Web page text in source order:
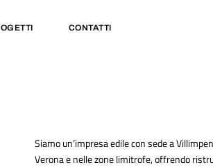
CONTATTI
Siamo un’impresa edile con sede a
Verona e nelle zone limitrofe, offrendo